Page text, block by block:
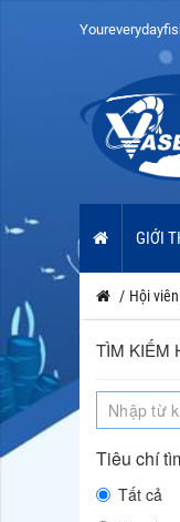
GIỚI
/ Hội viên
TÌM KIẾM
Tiêu chí
Tất cả